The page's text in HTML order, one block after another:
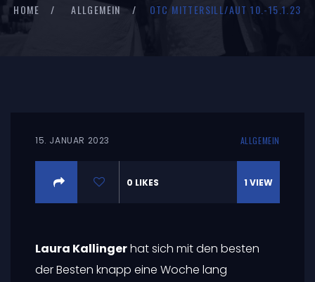
HOME ALLGEMEIN OTC MITTERSILL/AUT 10.-15.1.23
15. JANUAR 2023 ALLGEMEIN
0 LIKES 1 VIEW
Laura Kallingerhat sich mit den besten
der Besten knapp eine Woche lang